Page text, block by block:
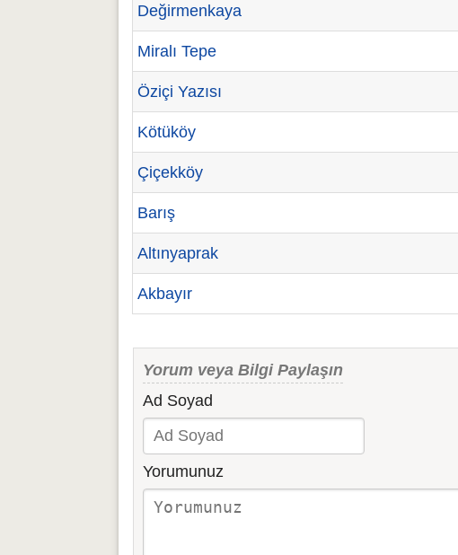
Değirmenkaya
Miralı Tepe
Öziçi Yazısı
Kötüköy
Çiçekköy
Barış
Altınyaprak
Akbayır
Yorum veya Bilgi Paylaşın
Ad Soyad
Yorumunuz